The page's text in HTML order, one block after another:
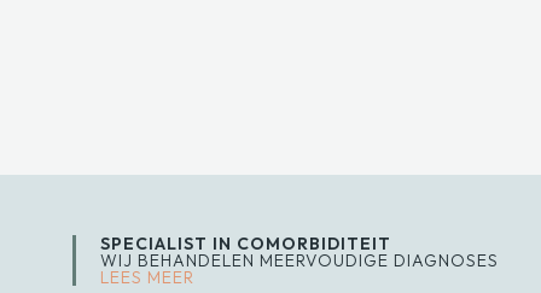
SPECIALIST IN COMORBIDITEIT
WIJ BEHANDELEN MEERVOUDIGE DIAGNOSES
LEES MEER